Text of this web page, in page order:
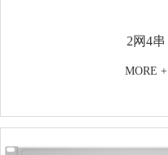
2网4串
MORE +